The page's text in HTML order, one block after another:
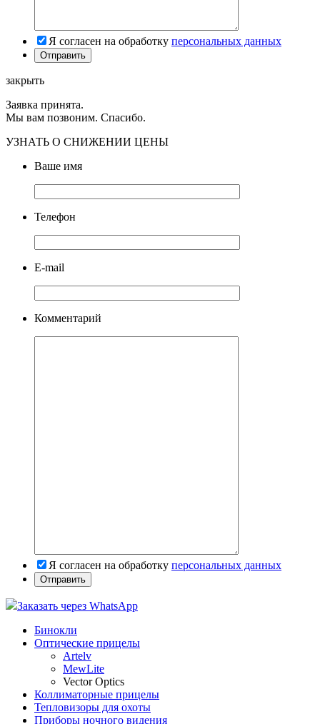
Я согласен на обработку персональных данных
закрыть
Заявка принята.
Мы вам позвоним. Спасибо.
УЗНАТЬ О СНИЖЕНИИ ЦЕНЫ
Ваше имя
Телефон
E-mail
Комментарий
Я согласен на обработку персональных данных
Заказать через WhatsApp
Бинокли
Оптические прицелы
Artelv
MewLite
Vector Optics
Коллиматорные прицелы
Тепловизоры для охоты
Приборы ночного видения